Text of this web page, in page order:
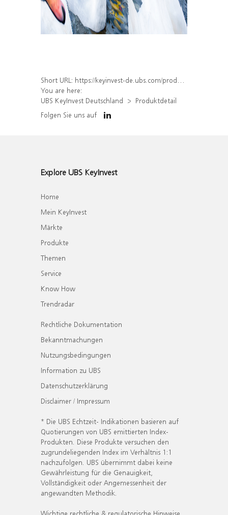
Short URL: https://keyinvest-de.ubs.com/produkt/detail/index/isin/DE000WA041B5
You are here:
UBS KeyInvest Deutschland
Produktdetail
Folgen Sie uns auf
Explore UBS KeyInvest
Home
Mein KeyInvest
Märkte
Produkte
Themen
Service
Know How
Trendradar
Rechtliche Dokumentation
Bekanntmachungen
Nutzungsbedingungen
Information zu UBS
Datenschutzerklärung
Disclaimer / Impressum
* Die UBS Echtzeit- Indikationen basieren auf
Quotierungen von UBS emittierten Index-
Produkten. Diese Produkte versuchen den
zugrundeliegenden Index im Verhältnis 1:1
nachzufolgen. UBS übernimmt dabei keine
Gewährleistung für die Genauigkeit,
Vollständigkeit oder Angemessenheit der
angewandten Methodik.